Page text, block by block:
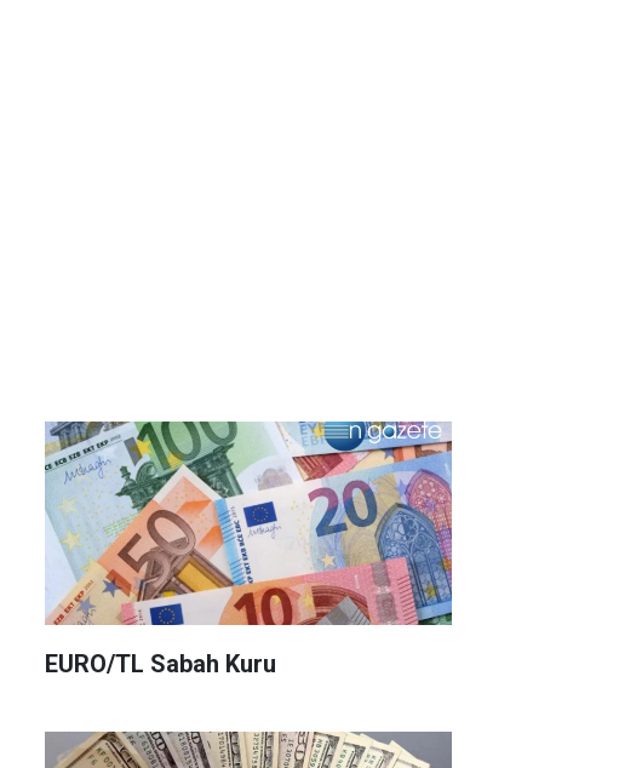
EURO/TL Sabah Kuru